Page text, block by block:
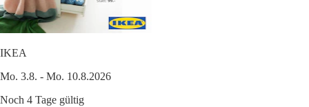
IKEA
Mo. 3.8. - Mo. 10.8.2026
Noch 4 Tage gültig